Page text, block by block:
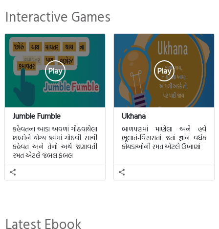
Interactive Games
Play
Jumble Fumble
કહેવતના આડા અવળાં ગોઠવાયેલા
શબ્દોને યોગ્ય ક્રમમાં ગોઠવી સાચી
કહેવત અને તેનો અર્થ જણાવતી
રમત એટલે જંબલ ફંબલ
Play
Ukhana
બાળપણમાં માણેલા અને હવે
ભૂલાતં-વિસરાતાં જતાં જ્ઞાન વર્ધક
કોયડાઓની રમત એટલે ઉખાણાં
Latest Ebook